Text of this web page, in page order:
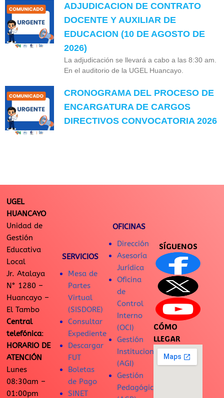
ADJUDICACION DE CONTRATO
DOCENTE Y AUXILIAR DE
EDUCACION (10 DE AGOSTO DE
2026)
La adjudicación se llevará a cabo a las 8:30 am.
En el auditorio de la UGEL Huancayo.
CRONOGRAMA DEL PROCESO DE
ENCARGATURA DE CARGOS
DIRECTIVOS CONVOCATORIA 2026
UGEL
HUANCAYO
Unidad de
Gestión
Educativa
Local
Jr. Atalaya
N° 1280 –
Huancayo –
El Tambo
Central
telefónica:
HORARIO DE
ATENCIÓN
Lunes
08:30am –
01:00pm
SERVICIOS
Mesa de
Partes
Virtual
(SISDORE)
Consultar
Expediente
Descargar
FUT
Boletas
de Pago
SINET
OFICINAS
Dirección
Asesoría
Jurídica
Oficina
de
Control
Interno
(OCI)
Gestión
Institucional
(AGI)
Gestión
Pedagógica
SÍGUENOS
CÓMO
LLEGAR